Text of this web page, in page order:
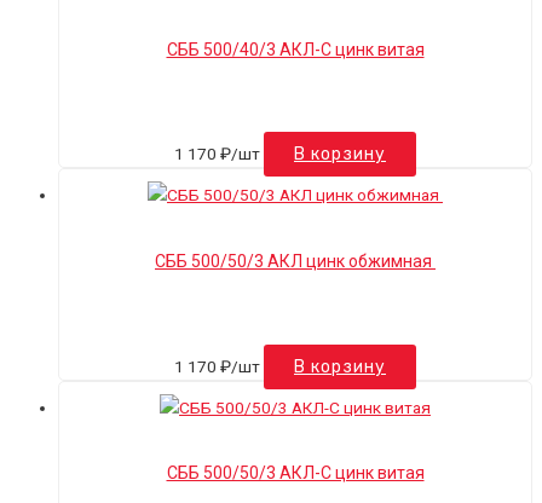
СББ 500/40/3 АКЛ-С цинк витая
1 170 ₽/шт В корзину
СББ 500/50/3 АКЛ цинк обжимная
1 170 ₽/шт В корзину
СББ 500/50/3 АКЛ-С цинк витая